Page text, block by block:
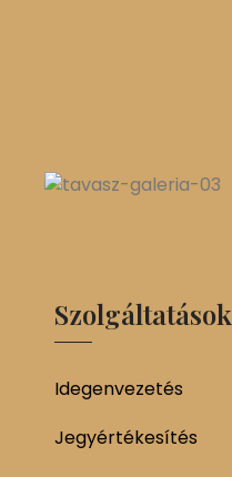
Szolgáltatások
Idegenvezetés
Jegyértékesítés